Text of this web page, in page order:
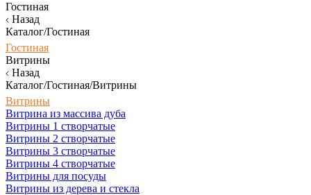
Гостиная
Назад
Каталог/Гостиная
Гостиная
Витрины
Назад
Каталог/Гостиная/Витрины
Витрины
Витрина из массива дуба
Витрины 1 створчатые
Витрины 2 створчатые
Витрины 3 створчатые
Витрины 4 створчатые
Витрины для посуды
Витрины из дерева и стекла